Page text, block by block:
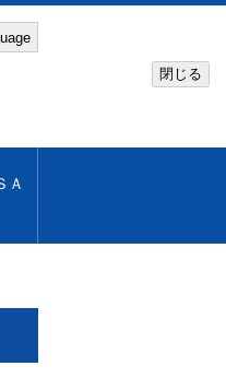
閉じる
Ａ